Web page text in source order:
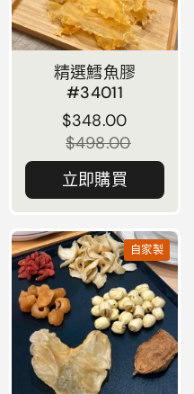
精選鱈魚膠
#34011
正常價格
$348.00
$498.00
立即購買
自家製